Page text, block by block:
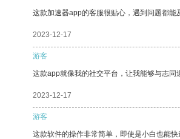
这款加速器app的客服很贴心，遇到问题都能
2023-12-17
游客
这款app就像我的社交平台，让我能够与志同
2023-12-17
游客
这款软件的操作非常简单，即使是小白也能快